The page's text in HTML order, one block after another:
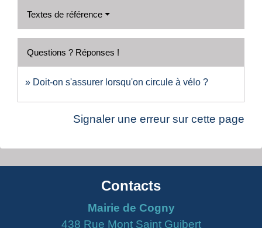
Textes de référence
Questions ? Réponses !
Doit-on s'assurer lorsqu'on circule à vélo ?
Signaler une erreur sur cette page
Contacts
Mairie de Cogny
438 Rue Mont Saint Guibert